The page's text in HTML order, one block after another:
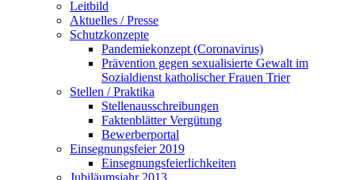
Leitbild
Aktuelles / Presse
Schutzkonzepte
Pandemiekonzept (Coronavirus)
Prävention gegen sexualisierte Gewalt im
Sozialdienst katholischer Frauen Trier
Stellen / Praktika
Stellenausschreibungen
Faktenblätter Vergütung
Bewerberportal
Einsegnungsfeier 2019
Einsegnungsfeierlichkeiten
Jubiläumsjahr 2013